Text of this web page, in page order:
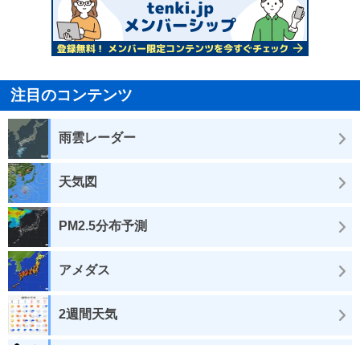
注目のコンテンツ
雨雲レーダー
天気図
PM2.5分布予測
アメダス
2週間天気